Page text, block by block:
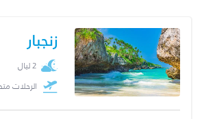
زنجبار
2 ليال
الرحلات